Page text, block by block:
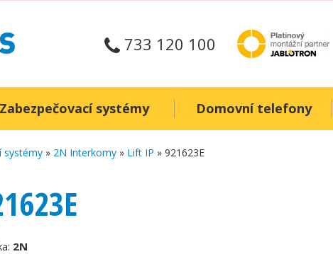
733 120 100
Zabezpečovací systémy Domovní telefony
systémy » 2N Interkomy » Lift IP » 921623E
2N